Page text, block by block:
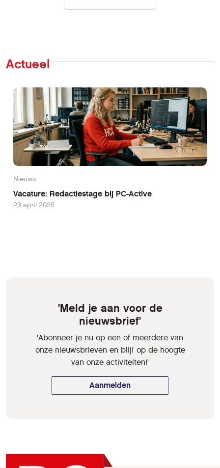
Actueel
Nieuws
Vacature: Redactiestage bij PC-Active
23 april 2026
'Meld je aan voor de
nieuwsbrief'
'Abonneer je nu op een of meerdere van
onze nieuwsbrieven en blijf op de hoogte
van onze activiteiten!'
Aanmelden